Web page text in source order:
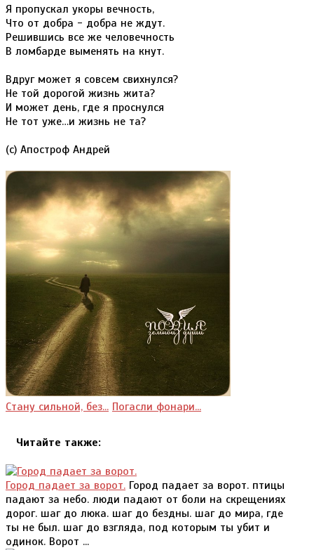
Я пропускал укоры вечность,
Что от добра - добра не ждут.
Решившись все же человечность
В ломбарде выменять на кнут.
Вдруг может я совсем свихнулся?
Не той дорогой жизнь жита?
И может день, где я проснулся
Не тот уже…и жизнь не та?
(с) Апостроф Андрей
Стану сильной, без... Погасли фонари...
Читайте также:
Город падает за ворот. Город падает за ворот. птицы
падают за небо. люди падают от боли на скрещениях
дорог. шаг до люка. шаг до бездны. шаг до мира, где
ты не был. шаг до взгляда, под которым ты убит и
одинок. Ворот ...